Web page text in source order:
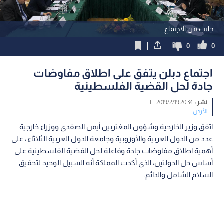
جانب من الاجتماع
0
0
اجتماع دبلن يتفق على اطلاق مفاوضات
جادة لحل القضية الفلسطينية
نشر :20:34 2019/2/19
|
الأردن
اتفق وزير الخارحية وشؤون المغتربين أيمن الصفدي ووزراء خارجية
عدد من الدول العربية والأوروبية وجامعة الدول العربية الثلاثاء ، على
أهمية اطلاق مفاوضات جادة وفاعلة لحل القضية الفلسطينية على
أساس حل الدولتين، الذي أكدت المملكة أنه السبيل الوحيد لتحقيق
السلام الشامل والدائم.